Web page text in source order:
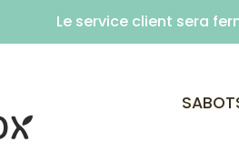
Le service client sera